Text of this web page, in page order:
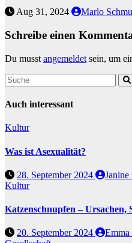
Aug 31, 2024 Marlo
Schreibe einen
Du musst angemeldet sein, um
Auch interessant
Kultur
Was ist Asexualität?
28. September 2024
Janine
Kultur
Katzenschnupfen – Ursachen,
20. September 2024
Emma